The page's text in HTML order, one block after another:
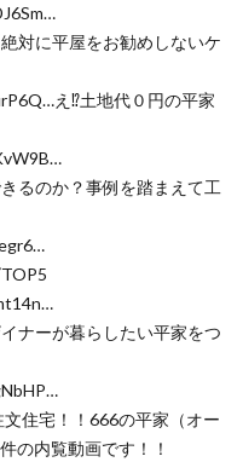
対に平屋をお勧めしないケ
え⁉︎土地代０円の平家
るのか？事例を踏まえて工
ナーが暮らしたい平家をつ
文住宅！！666の平家（オー
の内覧動画です！！